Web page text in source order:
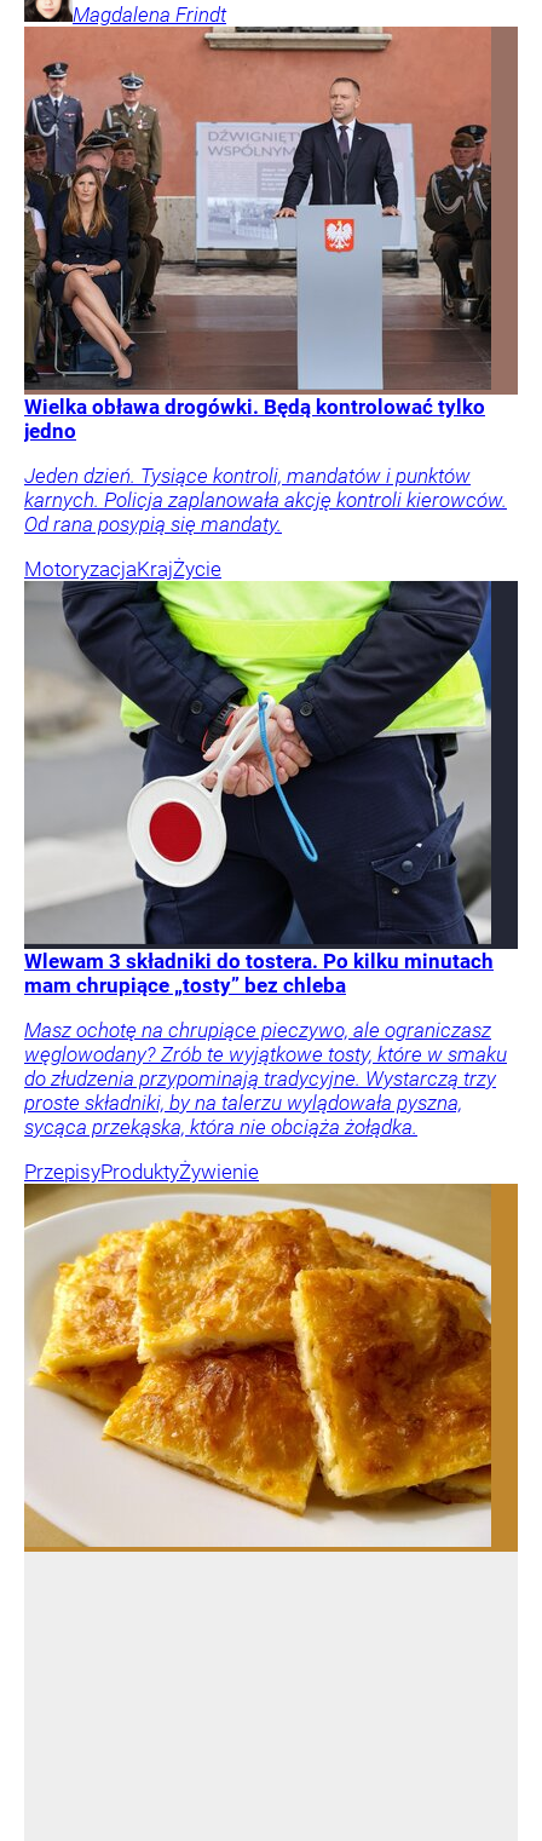
Magdalena Frindt
Wielka obława drogówki. Będą kontrolować tylko
jedno
Jeden dzień. Tysiące kontroli, mandatów i punktów
karnych. Policja zaplanowała akcję kontroli kierowców.
Od rana posypią się mandaty.
MotoryzacjaKrajŻycie
Wlewam 3 składniki do tostera. Po kilku minutach
mam chrupiące „tosty” bez chleba
Masz ochotę na chrupiące pieczywo, ale ograniczasz
węglowodany? Zrób te wyjątkowe tosty, które w smaku
do złudzenia przypominają tradycyjne. Wystarczą trzy
proste składniki, by na talerzu wylądowała pyszna,
sycąca przekąska, która nie obciąża żołądka.
PrzepisyProduktyŻywienie